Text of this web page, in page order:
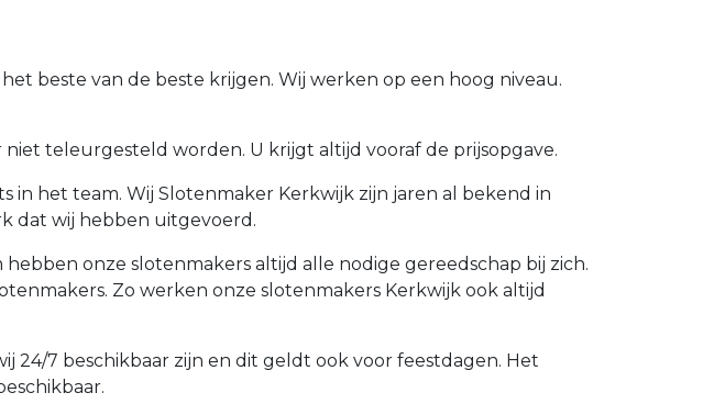
beste van de beste krijgen. Wij werken op een hoog niveau.
teleurgesteld worden. U krijgt altijd vooraf de prijsopgave.
het team. Wij Slotenmaker Kerkwijk zijn jaren al bekend in
dat wij hebben uitgevoerd.
onze slotenmakers altijd alle nodige gereedschap bij zich.
Zo werken onze slotenmakers Kerkwijk ook altijd
7 beschikbaar zijn en dit geldt ook voor feestdagen. Het